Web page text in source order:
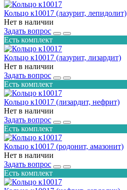
Кольцо к10017 (лазурит, лепидолит)
Нет в наличии
Задать вопрос
Есть комплект
Кольцо к10017 (лазурит, лизардит)
Нет в наличии
Задать вопрос
Есть комплект
Кольцо к10017 (лизардит, нефрит)
Нет в наличии
Задать вопрос
Есть комплект
Кольцо к10017 (родонит, амазонит)
Нет в наличии
Задать вопрос
Есть комплект